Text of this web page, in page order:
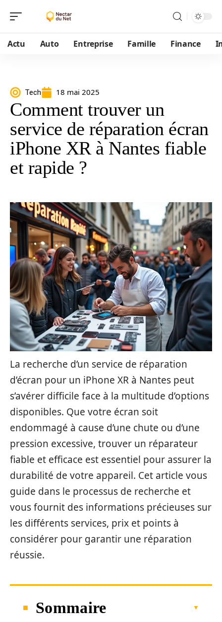
Actu Auto Entreprise Famille Finance
Tech 18 mai 2025
Comment trouver un
service de réparation écran
iPhone XR à Nantes fiable
et rapide ?
La recherche d’un service de réparation
d’écran pour un iPhone XR à Nantes peut
s’avérer difficile face à la multitude d’options
disponibles. Que votre écran soit
endommagé à cause d’une chute ou d’une
pression excessive, trouver un réparateur
fiable et efficace est essentiel pour assurer la
durabilité de votre appareil. Cet article vous
guide dans le processus de recherche et
vous fournit des informations précieuses sur
les différents services, prix et points à
considérer pour garantir une réparation
réussie.
Sommaire